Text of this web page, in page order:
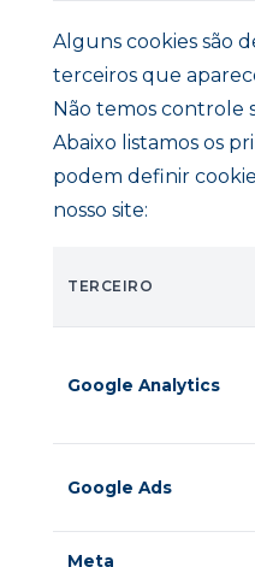
Alguns cookies são
terceiros que
Não temos controle
Abaixo listamos os
podem definir
nosso site:
TERCEIRO
Google Analytics
Google Ads
Meta